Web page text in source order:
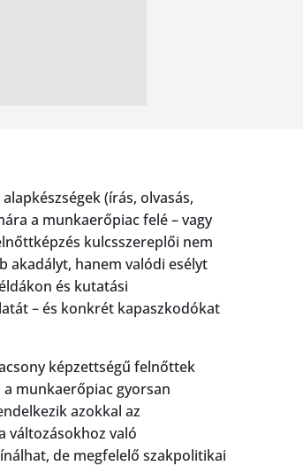
(írás, olvasás,
a munkaerőpiac felé – vagy
kulcsszereplői nem
akadályt, hanem valódi esélyt
és kutatási
– és konkrét kapaszkodókat
képzettségű felnőttek
munkaerőpiac gyorsan
azokkal az
változásokhoz való
de megfelelő szakpolitikai